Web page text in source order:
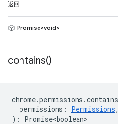
返回
Promise<void>
contains()
chrome.permissions .contains
permissions : Permissions,
) : Promise<boolean>